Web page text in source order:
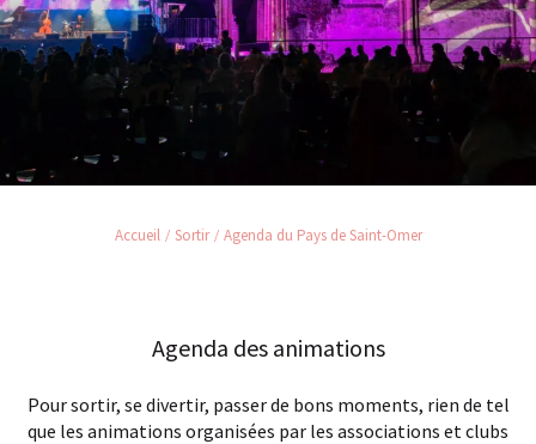
Accueil Sortir Agenda du Pays de Saint-Omer
Agenda des animations
Pour sortir, se divertir, passer de bons moments, rien de tel
que les animations organisées par les associations et clubs